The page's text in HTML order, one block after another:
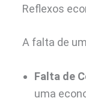
Reflexos
A falta de
Falta de
uma